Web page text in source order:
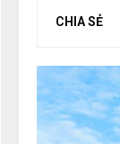
CHIA SẺ